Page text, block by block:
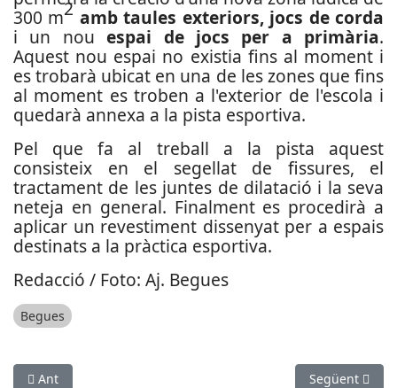
300 m2 amb taules exteriors, jocs de corda
i un nou espai de jocs per a primària.
Aquest nou espai no existia fins al moment i
es trobarà ubicat en una de les zones que fins
al moment es troben a l'exterior de l'escola i
quedarà annexa a la pista esportiva.
Pel que fa al treball a la pista aquest
consisteix en el segellat de fissures, el
tractament de les juntes de dilatació i la seva
neteja en general. Finalment es procedirà a
aplicar un revestiment dissenyat per a espais
destinats a la pràctica esportiva.
Redacció / Foto: Aj. Begues
Begues
Article anterior: Més places per a gent gran, persones amb
Ant Article
Següent